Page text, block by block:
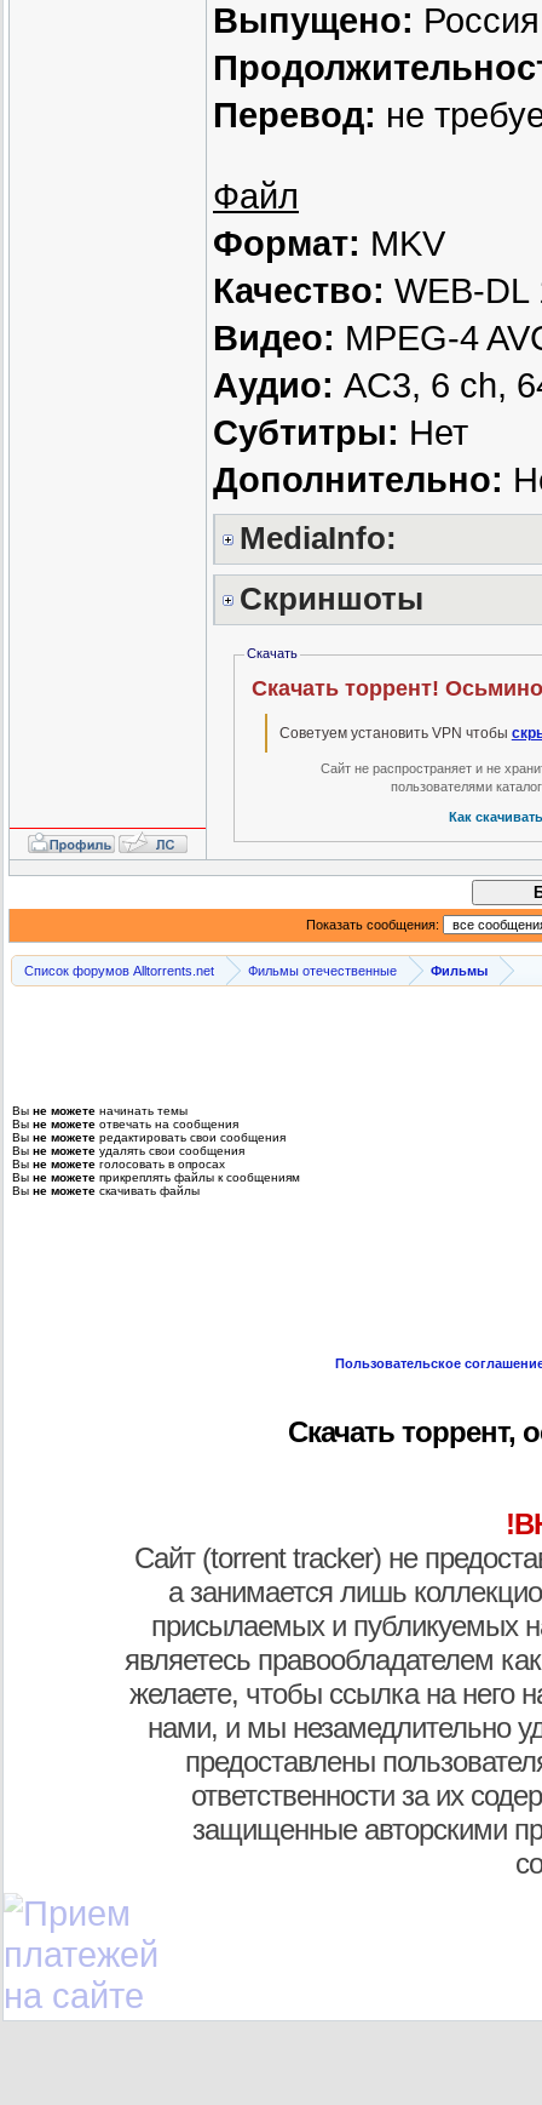
Выпущено:
Перевод: не
Файл
Формат: MKV
Качество: WEB-DL
Видео: MPEG-4
Аудио: AC3, 6 ch,
Субтитры: Нет
Дополнительно:
MediaInfo:
Скриншоты
Скачать
Скачать торрент!
Советуем установить VPN чтобы
Сайт не распространяет и не
пользователями
Как
Показать сообщения:
Список форумов Alltorrents.net Фильмы отечественные Фильмы
Вы не можете начинать темы
Вы не можете отвечать на сообщения
Вы не можете редактировать свои сообщения
Вы не можете удалять свои сообщения
Вы не можете голосовать в опросах
Вы не можете прикреплять файлы к сообщениям
Вы не можете скачивать файлы
Пользовательское
Скачать торрент,
Сайт (torrent tracker) не
а занимается лишь
присылаемых и публикуемых
являетесь правообладателем
желаете, чтобы ссылка на него
нами, и мы незамедлительно
предоставлены
ответственности за их
защищенные авторскими